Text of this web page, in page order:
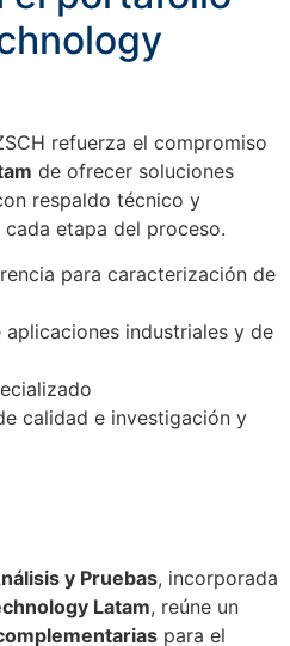
refuerza el compromiso
de ofrecer soluciones
respaldo técnico y
etapa del proceso.
para caracterización de
industriales y de
calidad e investigación y
y Pruebas, incorporada
Latam, reúne un
para el